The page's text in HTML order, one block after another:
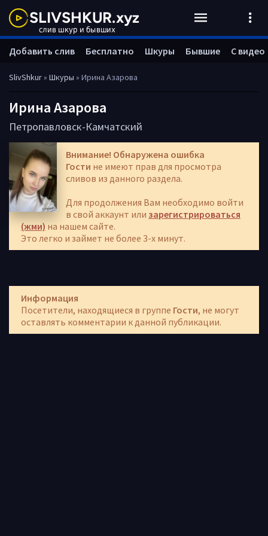
SlivShkur» Шкуры » Ирина Азарова
Ирина Азарова
Петропавловск-Камчатский
Внимание! Обнаружена ошибка
Гости не имеют прав для просмотра
сливов из данного раздела.
Для продолжения Вам необходимо войти
в свой аккаунт или зарегистрироваться
(жми) на нашем сайте.
Это легко и займет не более 3-х минут.
Информация
Посетители, находящиеся в группе Гости, не могут
оставлять комментарии к данной публикации.
Добавить слив Бесплатно Шкуры Бывшие С видео